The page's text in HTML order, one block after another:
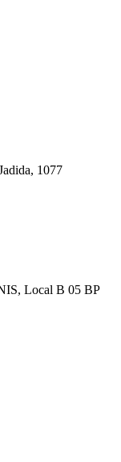
1077
Local B 05 BP